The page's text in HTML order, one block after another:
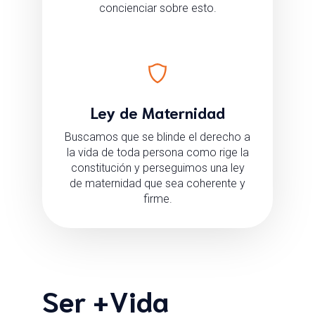
concienciar sobre esto.
Ley de Maternidad
Buscamos que se blinde el derecho a
la vida de toda persona como rige la
constitución y perseguimos una ley
de maternidad que sea coherente y
firme.
Ser +Vida